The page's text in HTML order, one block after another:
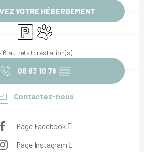
VOTRE HÉBERGEMENT
ParkingAnimaux acceptés
6 autre(s) prestation(s)
06 83 10 76 ▒▒
Contactez-nous
Page Facebook
Page Instagram